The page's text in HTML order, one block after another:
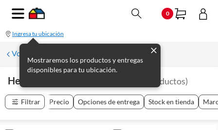
0
Ingresa tu ubicación
Mostraremos los productos y entregas
disponibles para tu ubicación.
Volver a Herramientas profesionales
Herramientas De Albañilería productos)
Filtrar Precio Opciones de entrega Stock en tienda